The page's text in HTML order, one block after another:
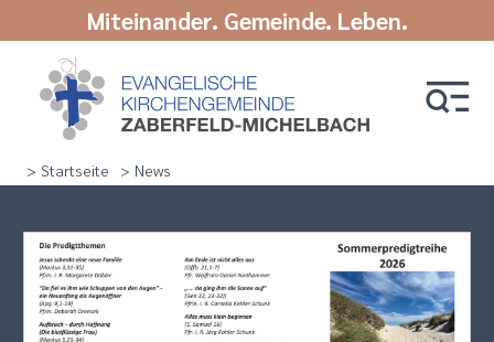
Miteinander. Gemeinde. Leben.
> Startseite > News